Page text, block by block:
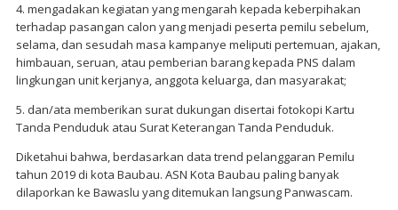
4. mengadakan kegiatan yang mengarah kepada keberpihakan
terhadap pasangan calon yang menjadi peserta pemilu sebelum,
selama, dan sesudah masa kampanye meliputi pertemuan, ajakan,
himbauan, seruan, atau pemberian barang kepada PNS dalam
lingkungan unit kerjanya, anggota keluarga, dan masyarakat;
5. dan/ata memberikan surat dukungan disertai fotokopi Kartu
Tanda Penduduk atau Surat Keterangan Tanda Penduduk.
Diketahui bahwa, berdasarkan data trend pelanggaran Pemilu
tahun 2019 di kota Baubau. ASN Kota Baubau paling banyak
dilaporkan ke Bawaslu yang ditemukan langsung Panwascam.